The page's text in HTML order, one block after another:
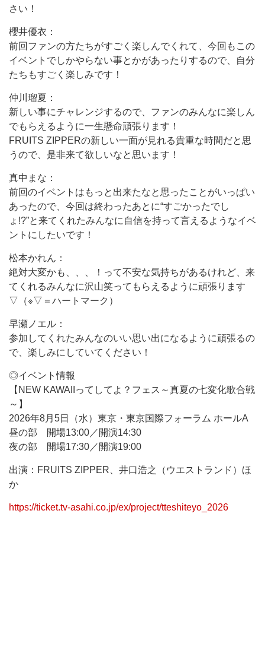
さい！
櫻井優衣：
前回ファンの方たちがすごく楽しんでくれて、今回もこの
イベントでしかやらない事とかがあったりするので、自分
たちもすごく楽しみです！
仲川瑠夏：
新しい事にチャレンジするので、ファンのみんなに楽しん
でもらえるように一生懸命頑張ります！
FRUITS ZIPPERの新しい一面が見れる貴重な時間だと思
うので、是非来て欲しいなと思います！
真中まな：
前回のイベントはもっと出来たなと思ったことがいっぱい
あったので、今回は終わったあとに“すごかったでし
ょ!?”と来てくれたみんなに自信を持って言えるようなイベ
ントにしたいです！
松本かれん：
絶対大変かも、、、！って不安な気持ちがあるけれど、来
てくれるみんなに沢山笑ってもらえるように頑張ります
▽（※▽＝ハートマーク）
早瀬ノエル：
参加してくれたみんなのいい思い出になるように頑張るの
で、楽しみにしていてください！
◎イベント情報
【NEW KAWAIIってしてよ？フェス～真夏の七変化歌合戦
～】
2026年8月5日（水）東京・東京国際フォーラム ホールA
昼の部 開場13:00／開演14:30
夜の部 開場17:30／開演19:00
出演：FRUITS ZIPPER、井口浩之（ウエストランド）ほ
か
https://ticket.tv-asahi.co.jp/ex/project/tteshiteyo_2026